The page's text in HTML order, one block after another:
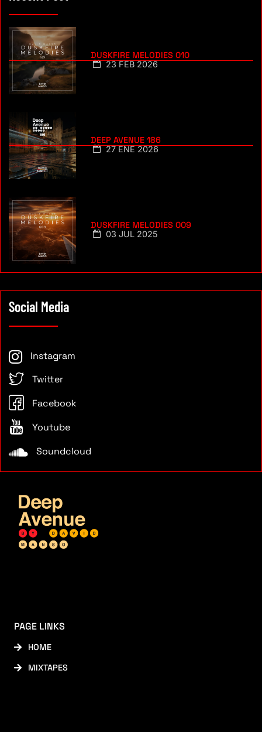
DUSKFIRE MELODIES 010
23 FEB 2026
DEEP AVENUE 186
27 ENE 2026
DUSKFIRE MELODIES 009
03 JUL 2025
Social Media
Instagram
Twitter
Facebook
Youtube
Soundcloud
PAGE LINKS
HOME
MIXTAPES